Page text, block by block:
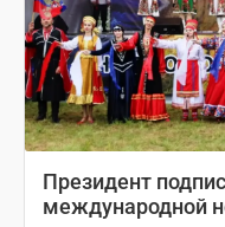
Президент
международной